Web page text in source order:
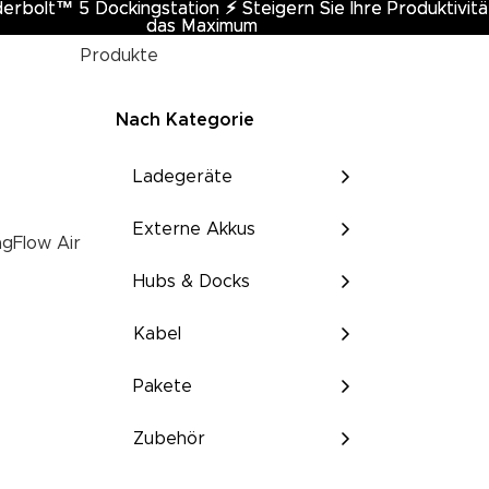
5 Dockingstation ⚡︎ Steigern Sie Ihre
das Maximum
5 Dockingstation ⚡︎ Steigern Sie Ihre
das Maximum
Air
Produkte
Nach Kategorie
Ladegeräte
Externe Akkus
Hubs & Docks
Kabel
Pakete
Zubehör